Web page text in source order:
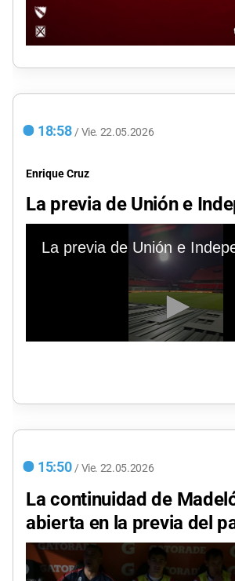
18:58 / Vie. 22.05.2026
Enrique Cruz
La previa de Unión e
15:50 / Vie. 22.05.2026
La continuidad de
abierta en la previa del